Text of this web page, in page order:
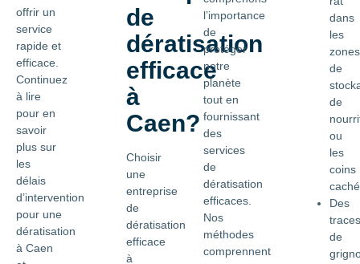
offrir un
service
rapide et
efficace.
Continuez
à lire
pour en
savoir
plus sur
les
délais
d’intervention
pour une
dératisation
à Caen
de
dératisation
efficace
à
Caen?
Choisir
une
entreprise
de
dératisation
efficace
à
l’importance
de
protéger
notre
planète
tout en
fournissant
des
services
de
dératisation
efficaces.
Nos
méthodes
comprennent
dans
les
zones
de
de
ou
les
coins
Des
traces
de